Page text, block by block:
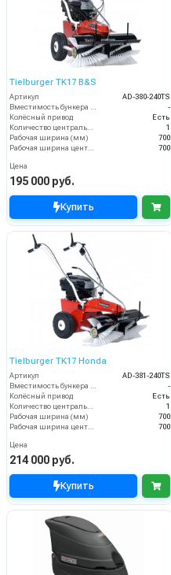
Tielburger TK17 B&S
Артикул
AD-380-240TS
-
Колёсный привод
Есть
1
Рабочая ширина (мм)
700
700
Цена
195 000 руб.
Купить
Tielburger TK17 Honda
Артикул
AD-381-240TS
-
Колёсный привод
Есть
1
Рабочая ширина (мм)
700
700
Цена
214 000 руб.
Купить